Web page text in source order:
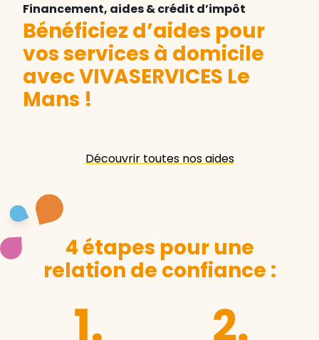
Financement, aides & crédit d’impôt
Bénéficiez d’aides pour
vos services à domicile
avec VIVASERVICES Le
Mans !
Découvrir toutes nos aides
4 étapes pour une
relation de confiance :